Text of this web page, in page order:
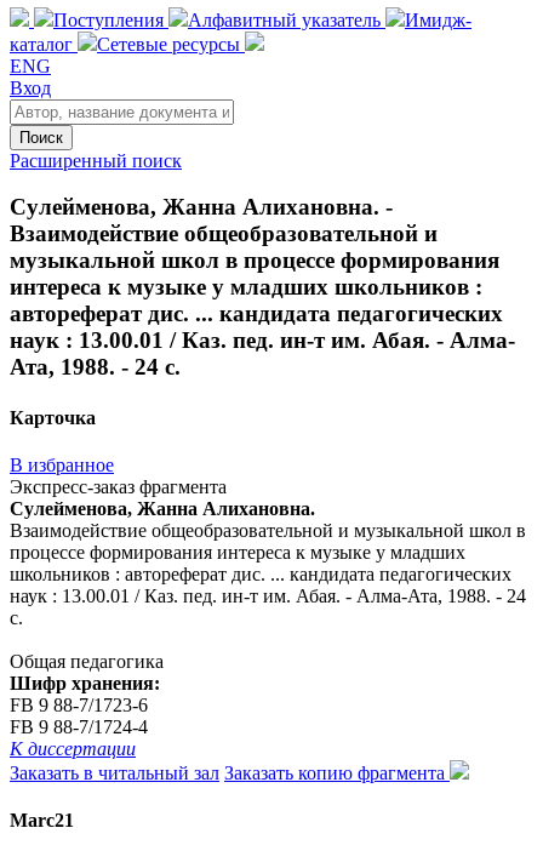
Поступления Алфавитный указатель
Имидж-
каталог
Сетевые ресурсы
ENG
Вход
Поиск
Расширенный поиск
Сулейменова, Жанна Алихановна. -
Взаимодействие общеобразовательной и
музыкальной школ в процессе формирования
интереса к музыке у младших школьников :
автореферат дис. ... кандидата педагогических
наук : 13.00.01 / Каз. пед. ин-т им. Абая. - Алма-
Ата, 1988. - 24 с.
Карточка
В избранное
Экспресс-заказ фрагмента
Сулейменова, Жанна Алихановна.
Взаимодействие общеобразовательной и музыкальной школ в
процессе формирования интереса к музыке у младших
школьников : автореферат дис. ... кандидата педагогических
наук : 13.00.01 / Каз. пед. ин-т им. Абая. - Алма-Ата, 1988. - 24
с.
Общая педагогика
Шифр хранения:
FB 9 88-7/1723-6
FB 9 88-7/1724-4
К диссертации
Заказать в читальный зал Заказать копию фрагмента
Marc21